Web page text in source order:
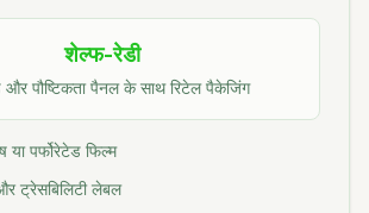
शेल्फ-रेडी
और पौष्टिकता पैनल के साथ रिटेल पैकेजिंग
या पर्फोरेटेड फिल्म
ट्रेसबिलिटी लेबल